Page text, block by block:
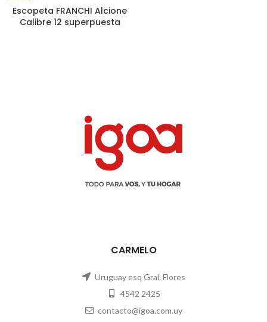
Escopeta FRANCHI Alcione
Calibre 12 superpuesta
CARMELO
Uruguay esq Gral. Flores
4542 2425
contacto@igoa.com.uy